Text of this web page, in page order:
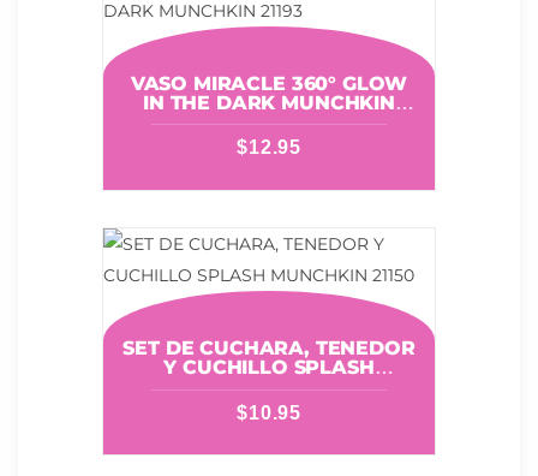
VASO MIRACLE 360° GLOW
IN THE DARK MUNCHKIN
21193
$12.95
SET DE CUCHARA, TENEDOR
Y CUCHILLO SPLASH
MUNCHKIN 21150
$10.95